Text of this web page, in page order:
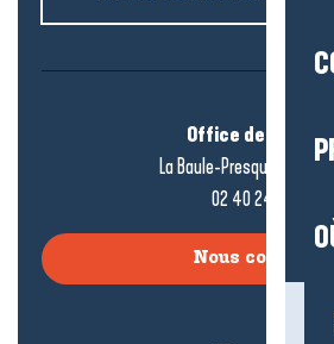
Office de
La Baule-Presqu’île de
02 40 24 34 44
Nous contacter